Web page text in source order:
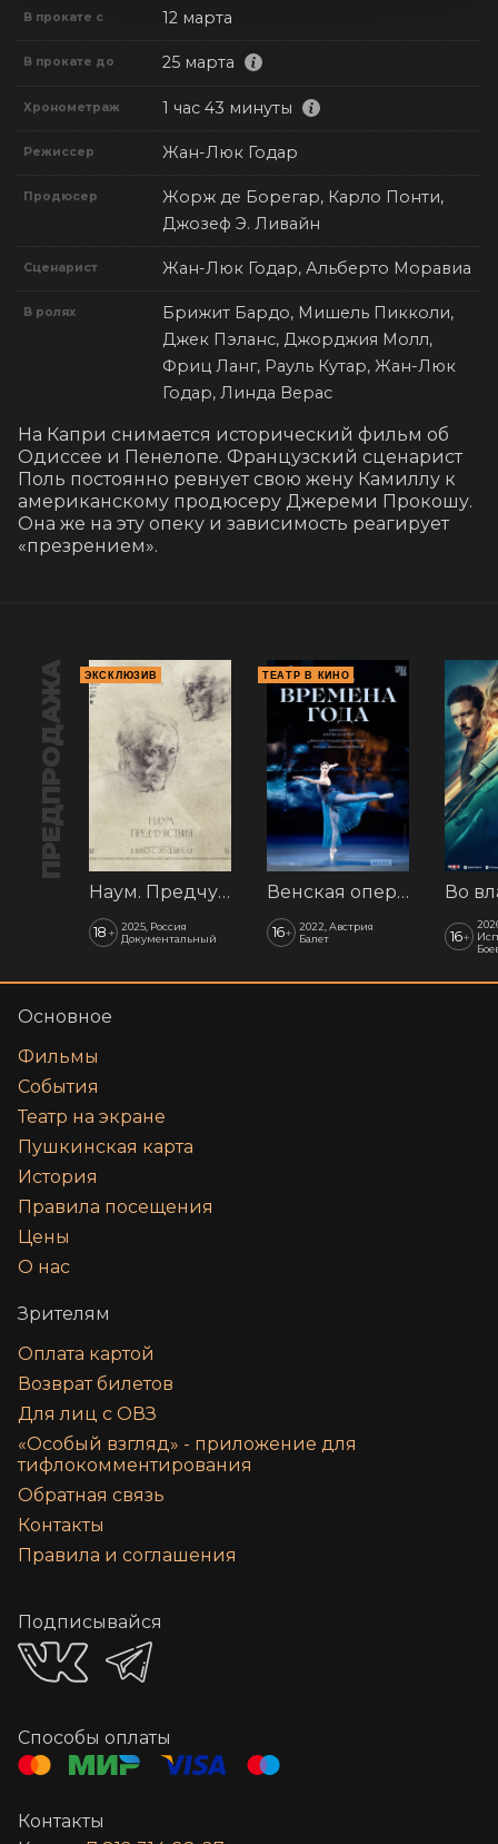
В прокате с 12 марта
В прокате до 25 марта
Хронометраж 1 час 43 минуты
Режиссер Жан-Люк Годар
Продюсер
Жорж де Борегар, Карло Понти,
Джозеф Э. Ливайн
Сценарист Жан-Люк Годар, Альберто Моравиа
В ролях
Брижит Бардо, Мишель Пикколи,
Джек Пэланс, Джорджия Молл,
Фриц Ланг, Рауль Кутар, Жан-Люк
Годар, Линда Верас
На Капри снимается исторический фильм об
Одиссее и Пенелопе. Французский сценарист
Поль постоянно ревнует свою жену Камиллу к
американскому продюсеру Джереми Прокошу.
Она же на эту опеку и зависимость реагирует
«презрением».
ПРЕДПРОДАЖА ЭКСКЛЮЗИВ
Наум. Предчувствия
18 + 2025, Россия
Документальный
ТЕАТР В КИНО
Венская опера: Времена года
16+
2022, Австрия
Балет
16+
Основное
Фильмы
События
Театр на экране
Пушкинская карта
История
Правила посещения
Цены
О нас
Зрителям
Оплата картой
Возврат билетов
Для лиц с ОВЗ
«‎Особый взгляд» - приложение для
тифлокомментирования
Обратная связь
Контакты
Правила и соглашения
Подписывайся
Способы оплаты
Контакты